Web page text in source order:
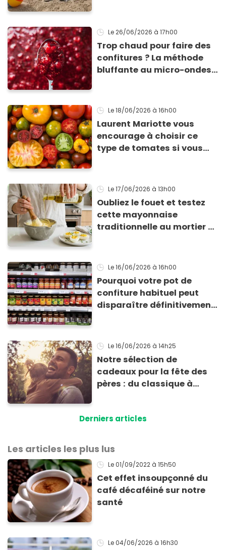
Le 26/06/2026 à 17h00
Trop chaud pour faire des
confitures ? La méthode
bluffante au micro-ondes
Le 18/06/2026 à 16h00
Laurent Mariotte vous
encourage à choisir ce
type de tomates si vous
Le 17/06/2026 à 13h00
Oubliez le fouet et testez
cette mayonnaise
traditionnelle au mortier à
Le 16/06/2026 à 16h00
Pourquoi votre pot de
confiture habituel peut
disparaître définitivement
Le 16/06/2026 à 14h25
Notre sélection de
cadeaux pour la fête des
pères : du classique à
Derniers articles
Les articles les plus lus
Le 01/09/2022 à 15h50
Cet effet insoupçonné du
café décaféiné sur notre
santé
Le 04/06/2026 à 16h30